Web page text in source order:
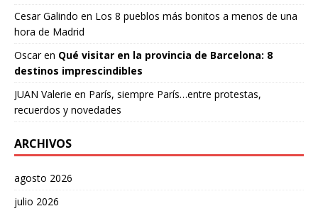
Cesar Galindo en Los 8 pueblos más bonitos a menos de una
hora de Madrid
Oscaren Qué visitar en la provincia de Barcelona: 8
destinos imprescindibles
JUAN Valerie en París, siempre París…entre protestas,
recuerdos y novedades
ARCHIVOS
agosto 2026
julio 2026